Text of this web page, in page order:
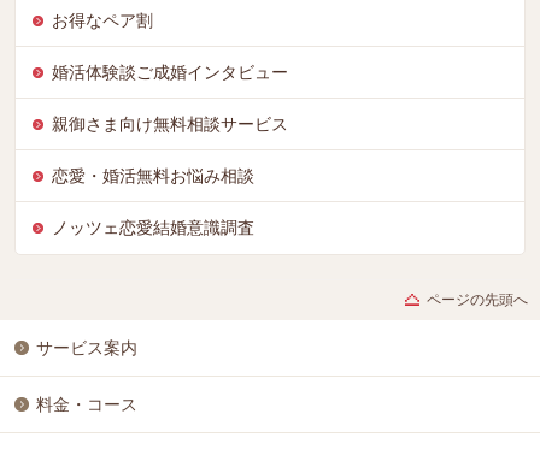
お得なペア割
婚活体験談ご成婚インタビュー
親御さま向け無料相談サービス
恋愛・婚活無料お悩み相談
ノッツェ恋愛結婚意識調査
ページの先頭へ
サービス案内
料金・コース